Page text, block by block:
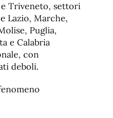
Triveneto, settori
Lazio, Marche,
Puglia,
e Calabria
con
deboli.